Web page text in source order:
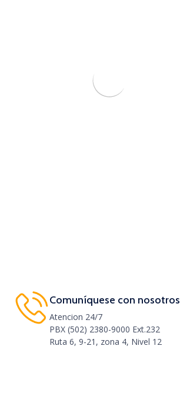
Comuníquese con nosotros
Atencion 24/7
PBX (502) 2380-9000 Ext.232
Ruta 6, 9-21, zona 4, Nivel 12